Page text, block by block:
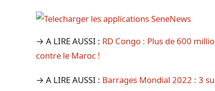
→ A LIRE AUSSI : RD Congo : Plus de 600
contre le Maroc !
→ A LIRE AUSSI : Barrages Mondial 2022 : 3